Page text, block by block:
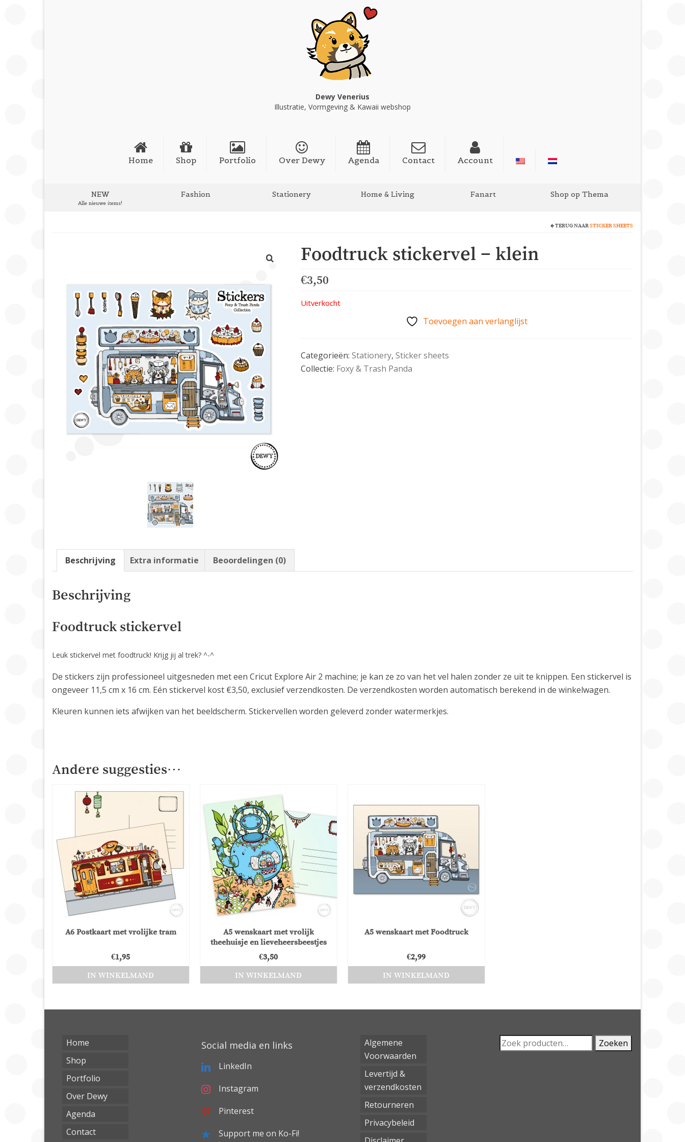
Dewy Venerius
Illustratie, Vormgeving & Kawaii webshop
Home Shop Portfolio Over Dewy Agenda Contact Account
NEW
Alle nieuwe items!
Fashion Stationery Home & Living Fanart Shop op Thema
TERUG NAAR STICKER SHEETS
Foodtruck stickervel – klein
€3,50
Uitverkocht
Toevoegen aan verlanglijst
Categorieën: Stationery, Sticker sheets
Collectie: Foxy & Trash Panda
Beschrijving Extra informatie Beoordelingen (0)
Beschrijving
Foodtruck stickervel
Leuk stickervel met foodtruck! Krijg jij al trek? ^-^
De stickers zijn professioneel uitgesneden met een Cricut Explore Air 2 machine; je kan ze zo van het vel halen zonder ze uit te knippen. Een stickervel is
ongeveer 11,5 cm x 16 cm. Eén stickervel kost €3,50, exclusief verzendkosten. De verzendkosten worden automatisch berekend in de winkelwagen.
Kleuren kunnen iets afwijken van het beeldscherm. Stickervellen worden geleverd zonder watermerkjes.
Andere suggesties…
A6 Postkaart met vrolijke tram
€1,95
IN WINKELMAND
A5 wenskaart met vrolijk
theehuisje en lieveheersbeestjes
€3,50
IN WINKELMAND
A5 wenskaart met Foodtruck
€2,99
IN WINKELMAND
Home
Shop
Portfolio
Over Dewy
Agenda
Contact
Social media en links
LinkedIn
Instagram
Pinterest
Support me on Ko-Fi!
Algemene
Voorwaarden
Levertijd &
verzendkosten
Retourneren
Privacybeleid
Zoeken
naar:
Zoeken